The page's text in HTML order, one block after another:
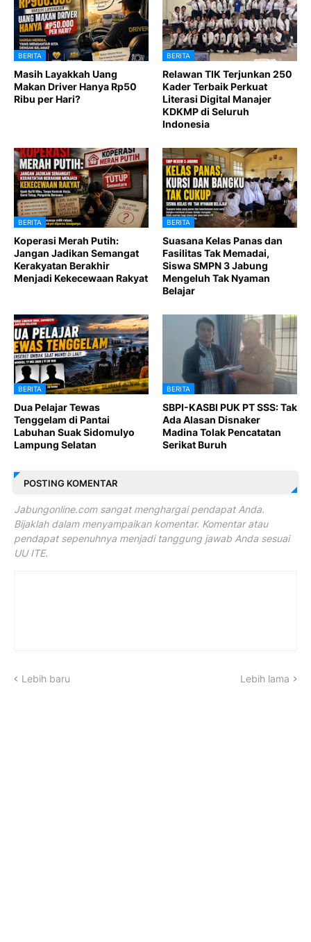
BERITA
Masih Layakkah Uang
Makan Driver Hanya Rp50
Ribu per Hari?
BERITA
Relawan TIK Terjunkan 250
Kader Terbaik Perkuat
Literasi Digital Manajer
KDKMP di Seluruh
Indonesia
BERITA
Koperasi Merah Putih:
Jangan Jadikan Semangat
Kerakyatan Berakhir
Menjadi Kekecewaan Rakyat
BERITA
Suasana Kelas Panas dan
Fasilitas Tak Memadai,
Siswa SMPN 3 Jabung
Mengeluh Tak Nyaman
Belajar
BERITA
Dua Pelajar Tewas
Tenggelam di Pantai
Labuhan Suak Sidomulyo
Lampung Selatan
BERITA
SBPI-KASBI PUK PT SSS: Tak
Ada Alasan Disnaker
Madina Tolak Pencatatan
Serikat Buruh
POSTING KOMENTAR
Jabungonline.com sangat menghargai pendapat Anda.
Bijaklah dalam menyampaikan komentar. Komentar atau
pendapat sepenuhnya menjadi tanggung jawab Anda sesuai
UU ITE.
Lebih baru Lebih lama